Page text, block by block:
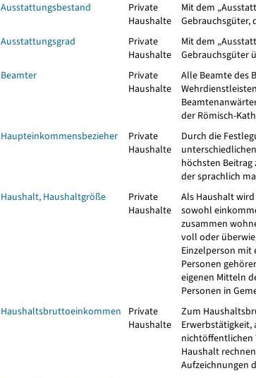
Ausstattungsbestand
Private
Haushalte
Mit dem
Gebrauchsgüter,
Ausstattungsgrad
Private
Haushalte
Mit dem
Gebrauchsgüter
Beamter
Private
Haushalte
Alle Beamte des
der Römisch-
Haupteinkommensbezieher
Private
Haushalte
Durch die
höchsten
der sprachlich
Haushalt, Haushaltgröße
Private
Haushalte
Als Haushalt
sowohl
zusammen
voll oder
Einzelperson mit
Personen
eigenen Mitteln
Personen in
Haushaltsbruttoeinkommen
Private
Haushalte
Zum
Erwerbstätigkeit,
nichtöffentlichen
Haushalt
Aufzeichnungen